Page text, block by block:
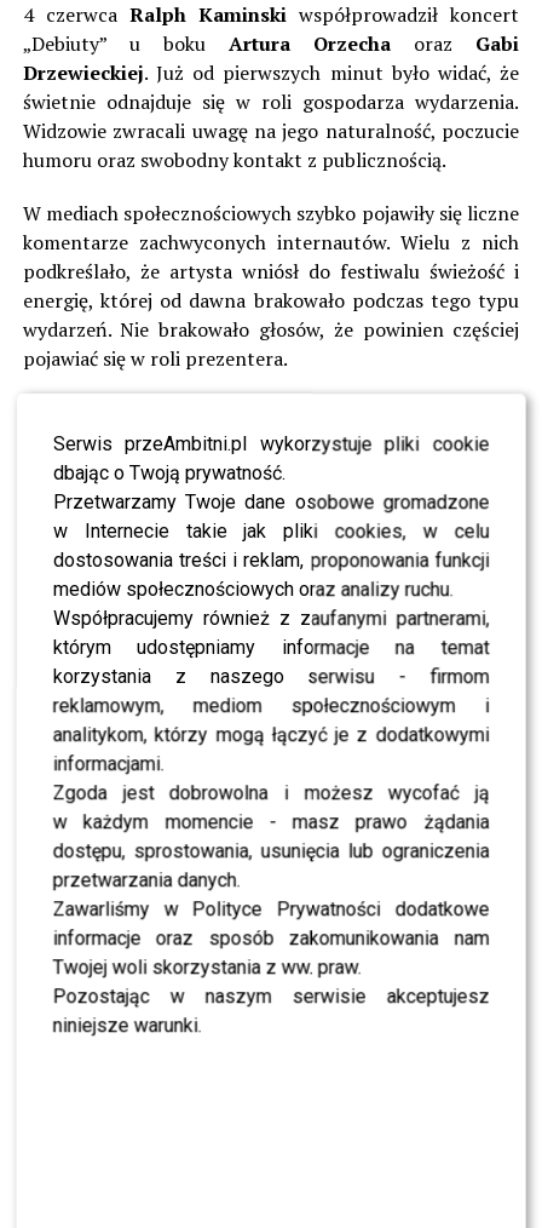
Serwis przeAmbitni.pl wykorzystuje pliki cookie
dbając o Twoją prywatność.
Przetwarzamy Twoje dane osobowe gromadzone
w Internecie takie jak pliki cookies, w celu
dostosowania treści i reklam, proponowania funkcji
mediów społecznościowych oraz analizy ruchu.
Współpracujemy również z zaufanymi partnerami,
którym udostępniamy informacje na temat
korzystania z naszego serwisu - firmom
reklamowym, mediom społecznościowym i
analitykom, którzy mogą łączyć je z dodatkowymi
informacjami.
Zgoda jest dobrowolna i możesz wycofać ją
w każdym momencie - masz prawo żądania
dostępu, sprostowania, usunięcia lub ograniczenia
przetwarzania danych.
Zawarliśmy w Polityce Prywatności dodatkowe
informacje oraz sposób zakomunikowania nam
Twojej woli skorzystania z ww. praw.
Pozostając w naszym serwisie akceptujesz
niniejsze warunki.
4 czerwca Ralph Kaminski współprowadził koncert
„Debiuty” u boku Artura Orzecha oraz Gabi
Drzewieckiej. Już od pierwszych minut było widać, że
świetnie odnajduje się w roli gospodarza wydarzenia.
Widzowie zwracali uwagę na jego naturalność, poczucie
humoru oraz swobodny kontakt z publicznością.
W mediach społecznościowych szybko pojawiły się liczne
komentarze zachwyconych internautów. Wielu z nich
podkreślało, że artysta wniósł do festiwalu świeżość i
energię, której od dawna brakowało podczas tego typu
wydarzeń. Nie brakowało głosów, że powinien częściej
pojawiać się w roli prezentera.
sprawdzenia się w nowej formule. Dla artysty był to
ważny moment zawodowy i okazja do pokazania się
publiczności z zupełnie innej strony niż dotychczas.
POLECAMY: Opole 2026: Doda przyciągnęła wszystkie
spojrzenia. Trudno się dziwić?
Ralph Kaminski postanowił
POZWAĆ hejtera!
Jednak jak to często bywa w przypadku osób
publicznych, obok wielu pochlebnych opinii pojawiła się
również fala krytyki. Część internautów komentowała
nie tylko sposób prowadzenia koncertu, ale także jego
wygląd, sceniczny wizerunek i charakterystyczny styl.
Niektóre wpisy miały jednak znacznie bardziej
agresywny charakter. W sobotęRalph Kaminski
postanowił publicznie odnieść się do sytuacji i
opublikował mocne oświadczenie skierowane do osób
przekraczających granice dopuszczalnej krytyki.